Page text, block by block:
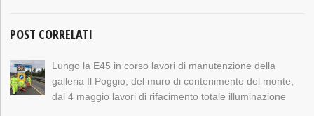
POST CORRELATI
Lungo la E45 in corso lavori di manutenzione della
galleria Il Poggio, del muro di contenimento del monte,
dal 4 maggio lavori di rifacimento totale illuminazione